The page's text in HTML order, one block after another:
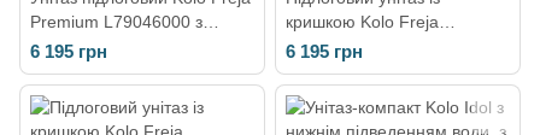
Premium L79046000 з
сидінням Soft-close
6 195 грн
кришкою Kolo Freja
(L79047000)
6 195 грн